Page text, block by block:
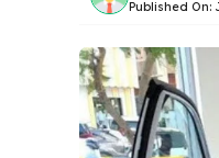
Published On: